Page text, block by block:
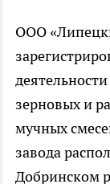
ООО
зерновых и
мучных
завода
Добринском